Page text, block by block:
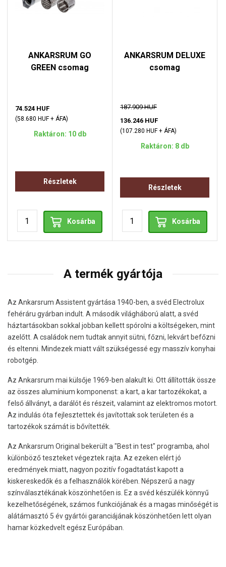
ANKARSRUM GO
GREEN csomag
74.524 HUF
(58.680 HUF + ÁFA)
Raktáron: 10 db
Részletek
Kosárba
ANKARSRUM DELUXE
csomag
187.909 HUF
136.246 HUF
(107.280 HUF + ÁFA)
Raktáron: 8 db
Részletek
Kosárba
A termék gyártója
Az Ankarsrum Assistent gyártása 1940-ben, a svéd Electrolux
fehéráru gyárban indult. A második világháború alatt, a svéd
háztartásokban sokkal jobban kellett spórolni a költségeken, mint
azelőtt. A családok nem tudtak annyit sütni, főzni, lekvárt befőzni
és eltenni. Mindezek miatt vált szükségessé egy masszív konyhai
robotgép.
Az Ankarsrum mai külsője 1969-ben alakult ki. Ott állították össze
az összes alumínium komponenst: a kart, a kar tartozékokat, a
felső állványt, a darálót és részeit, valamint az elektromos motort.
Az indulás óta fejlesztettek és javítottak sok területen és a
tartozékok számát is bővítették.
Az Ankarsrum Original bekerült a "Best in test" programba, ahol
különböző teszteket végeztek rajta. Az ezeken elért jó
eredmények miatt, nagyon pozitív fogadtatást kapott a
kiskereskedők és a felhasználók körében. Népszerű a nagy
színválasztékának köszönhetően is. Ez a svéd készülék könnyű
kezelhetőségének, számos funkciójának és a magas minőségét is
alátámasztó 5 év gyártói garanciájának köszönhetően lett olyan
hamar közkedvelt egész Európában.